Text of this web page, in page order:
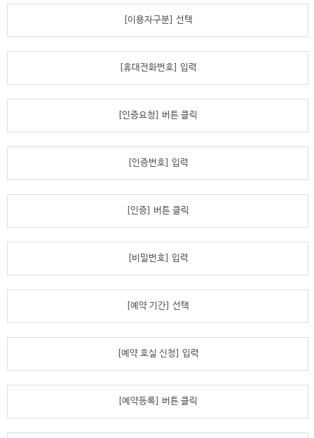
[이용자구분] 선택
[휴대전화번호] 입력
[인증요청] 버튼 클릭
[인증번호] 입력
[인증] 버튼 클릭
[비밀번호] 입력
[예약 기간] 선택
[예약 호실 신청] 입력
[예약등록] 버튼 클릭